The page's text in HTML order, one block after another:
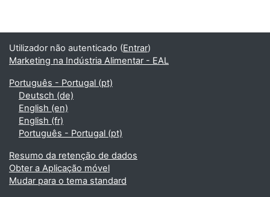
Utilizador não autenticado (Entrar)
Marketing na Indústria Alimentar - EAL
Português - Portugal ‎(pt)‎
Deutsch ‎(de)‎
English ‎(en)‎
English ‎(fr)‎
Português - Portugal ‎(pt)‎
Resumo da retenção de dados
Obter a Aplicação móvel
Mudar para o tema standard